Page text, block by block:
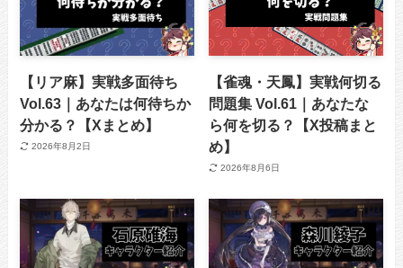
【リア麻】実戦多面待ち
Vol.63｜あなたは何待ちか
分かる？【Xまとめ】
2026年8月2日
【雀魂・天鳳】実戦何切る
問題集 Vol.61｜あなたな
ら何を切る？【X投稿まと
め】
2026年8月6日